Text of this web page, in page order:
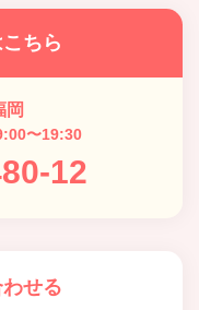
ちら
岡
〜19:30
12
せる